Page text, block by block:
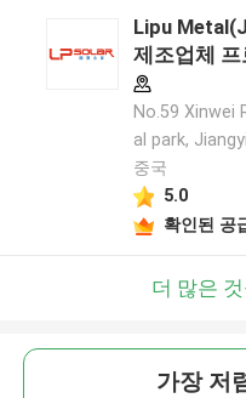
Lipu
제조업체 프
No.59 Xinwei
al park,
중국
5.0
확인된 공
더 많은
가장 저